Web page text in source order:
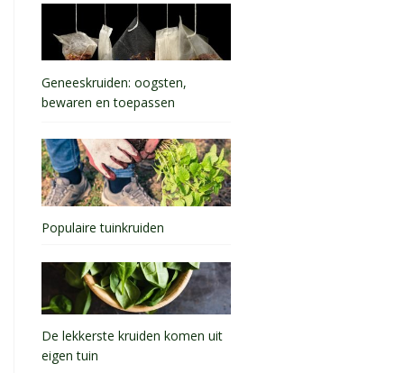
Geneeskruiden: oogsten,
bewaren en toepassen
Populaire tuinkruiden
De lekkerste kruiden komen uit
eigen tuin